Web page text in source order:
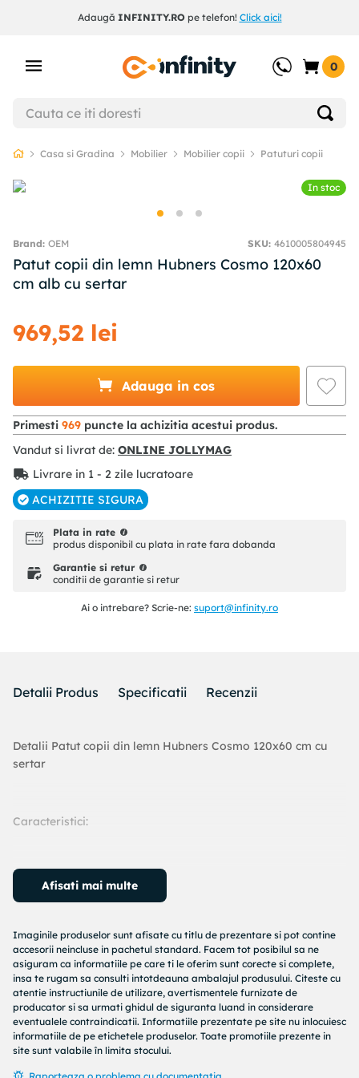
Adaugă INFINITY.ROpe telefon! Click aici!
0
Casa si Gradina Mobilier Mobilier copii Patuturi copii
In stoc
OEM SKU: 4610005804945
Patut copii din lemn Hubners Cosmo 120x60
cm alb cu sertar
969,52 lei
Adauga in cos
Primesti 969 puncte la achizitia acestui produs.
Vandut si livrat de: ONLINE JOLLYMAG
Livrare in 1 - 2 zile lucratoare
ACHIZITIE SIGURA
Plata in rate
produs disponibil cu plata in rate fara dobanda
Garantie si retur
conditii de garantie si retur
Ai o intrebare? Scrie-ne: suport@infinity.ro
Detalii Produs Specificatii Recenzii
Detalii Patut copii din lemn Hubners Cosmo 120x60 cm cu
sertar
Caracteristici:
Patutul pentru copii Cosmo cu un design simplu si
ideala pentru orice incapere, utilizabil de la 0 luni la 3-
4 ani, produs in U.E. cu certificare de siguranta si
calitate Europeana.
Este realizat din lemn masiv si semifabricate din lemn
(PAL), beneficiaza de finisaje de exceptie, partile
patutului sunt tratate cu vopsele si lacuri ecologice pe
baza de apa conform normelor si reglementarilor
Europene, somiera nu este tratata cu vopsea, nu
reprezinta nici un pericol pentru sanatatea celui mic.
Afisati mai multe
Imaginile produselor sunt afisate cu titlu de prezentare si pot contine
accesorii neincluse in pachetul standard. Facem tot posibilul sa ne
asiguram ca informatiile pe care ti le oferim sunt corecte si complete,
insa te rugam sa consulti intotdeauna ambalajul produsului. Citeste cu
atentie instructiunile de utilizare, avertismentele furnizate de
producator si sa urmati ghidul de siguranta luand in considerare
eventualele contraindicatii. Informatiile prezentate pe site nu inlocuiesc
informatiile de pe etichetele produselor. Toate promotiile prezente in
site sunt valabile în limita stocului.